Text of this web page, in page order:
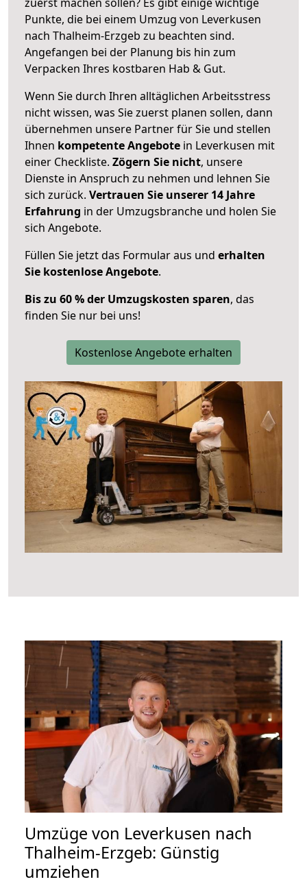
Punkte, die bei einem Umzug von Leverkusen
nach Thalheim-Erzgeb zu beachten sind.
Angefangen bei der Planung bis hin zum
Verpacken Ihres kostbaren Hab & Gut.
Wenn Sie durch Ihren alltäglichen Arbeitsstress
nicht wissen, was Sie zuerst planen sollen, dann
übernehmen unsere Partner für Sie und stellen
Ihnen kompetente Angebote in Leverkusen mit
einer Checkliste. Zögern Sie nicht, unsere
Dienste in Anspruch zu nehmen und lehnen Sie
sich zurück. Vertrauen Sie unserer 14 Jahre
Erfahrung in der Umzugsbranche und holen Sie
sich Angebote.
Füllen Sie jetzt das Formular aus und erhalten
Sie kostenlose Angebote.
Bis zu 60 % der Umzugskosten sparen, das
finden Sie nur bei uns!
Kostenlose Angebote erhalten
Umzüge von Leverkusen nach
Thalheim-Erzgeb: Günstig
umziehen